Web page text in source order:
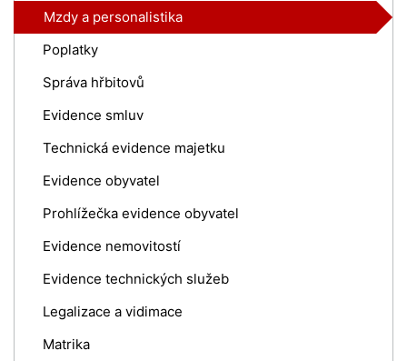
Mzdy a personalistika
Poplatky
Správa hřbitovů
Evidence smluv
Technická evidence majetku
Evidence obyvatel
Prohlížečka evidence obyvatel
Evidence nemovitostí
Evidence technických služeb
Legalizace a vidimace
Matrika